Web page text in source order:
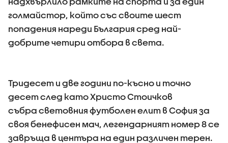
голмайстор, който със своите шест
попадения нареди България сред най-
добрите четири отбора в света.
Тридесет и две години по-късно и точно
десет след като Христо Стоичков
събра световния футболен елит в София за
своя бенефисен мач, легендарният номер 8 се
завръща в центъра на един различен терен.